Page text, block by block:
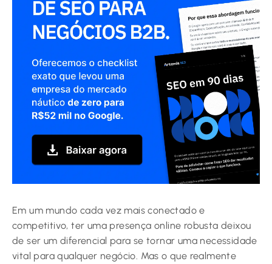
Em um mundo cada vez mais conectado e
competitivo, ter uma presença online robusta deixou
de ser um diferencial para se tornar uma necessidade
vital para qualquer negócio. Mas o que realmente